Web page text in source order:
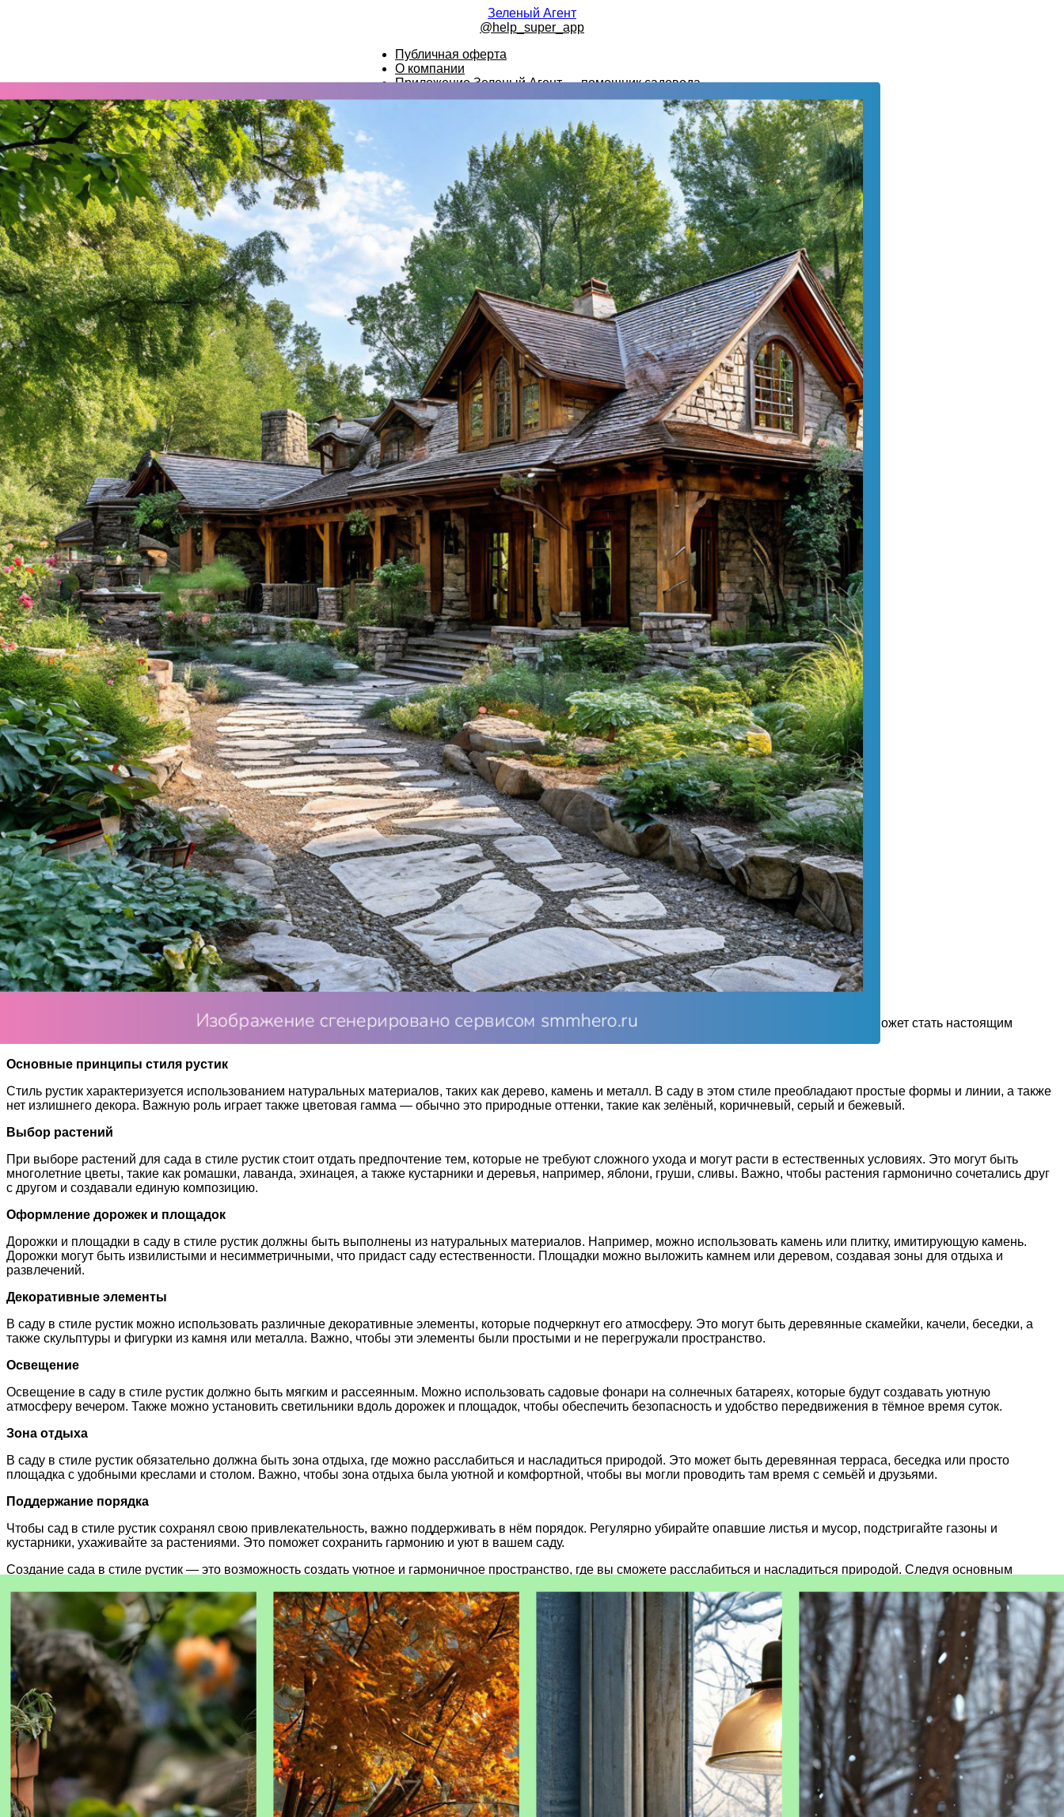
Зеленый Агент
@help_super_app
Публичная оферта
О компании
Приложение Зеленый Агент — помощник садовода
Как создать сад в стиле рустик
Сад в стиле рустик — это место, где царит атмосфера уюта и простоты. Такой сад отличается своей естественностью и непосредственностью. Он может стать настоящим
Основные принципы стиля рустик
Стиль рустик характеризуется использованием натуральных материалов, таких как дерево, камень и металл. В саду в этом стиле преобладают простые формы и линии, а также
нет излишнего декора. Важную роль играет также цветовая гамма — обычно это природные оттенки, такие как зелёный, коричневый, серый и бежевый.
Выбор растений
При выборе растений для сада в стиле рустик стоит отдать предпочтение тем, которые не требуют сложного ухода и могут расти в естественных условиях. Это могут быть
многолетние цветы, такие как ромашки, лаванда, эхинацея, а также кустарники и деревья, например, яблони, груши, сливы. Важно, чтобы растения гармонично сочетались друг
с другом и создавали единую композицию.
Оформление дорожек и площадок
Дорожки и площадки в саду в стиле рустик должны быть выполнены из натуральных материалов. Например, можно использовать камень или плитку, имитирующую камень.
Дорожки могут быть извилистыми и несимметричными, что придаст саду естественности. Площадки можно выложить камнем или деревом, создавая зоны для отдыха и
развлечений.
Декоративные элементы
В саду в стиле рустик можно использовать различные декоративные элементы, которые подчеркнут его атмосферу. Это могут быть деревянные скамейки, качели, беседки, а
также скульптуры и фигурки из камня или металла. Важно, чтобы эти элементы были простыми и не перегружали пространство.
Освещение
Освещение в саду в стиле рустик должно быть мягким и рассеянным. Можно использовать садовые фонари на солнечных батареях, которые будут создавать уютную
атмосферу вечером. Также можно установить светильники вдоль дорожек и площадок, чтобы обеспечить безопасность и удобство передвижения в тёмное время суток.
Зона отдыха
В саду в стиле рустик обязательно должна быть зона отдыха, где можно расслабиться и насладиться природой. Это может быть деревянная терраса, беседка или просто
площадка с удобными креслами и столом. Важно, чтобы зона отдыха была уютной и комфортной, чтобы вы могли проводить там время с семьёй и друзьями.
Поддержание порядка
Чтобы сад в стиле рустик сохранял свою привлекательность, важно поддерживать в нём порядок. Регулярно убирайте опавшие листья и мусор, подстригайте газоны и
кустарники, ухаживайте за растениями. Это поможет сохранить гармонию и уют в вашем саду.
Создание сада в стиле рустик — это возможность создать уютное и гармоничное пространство, где вы сможете расслабиться и насладиться природой. Следуя основным
Статьи